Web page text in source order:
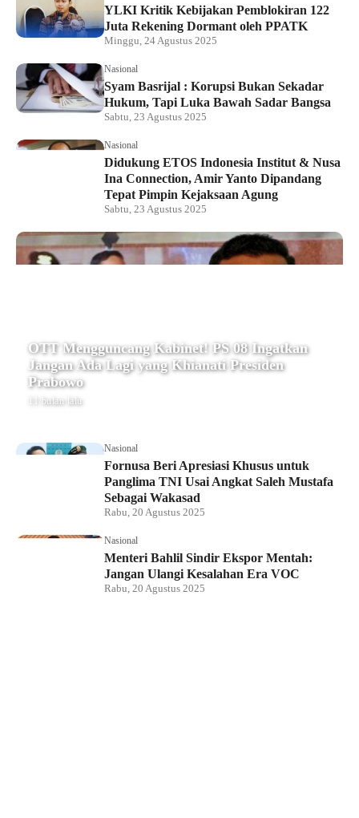
YLKI Kritik Kebijakan Pemblokiran 122
Juta Rekening Dormant oleh PPATK
Minggu, 24 Agustus 2025
Nasional
Syam Basrijal : Korupsi Bukan Sekadar
Hukum, Tapi Luka Bawah Sadar Bangsa
Sabtu, 23 Agustus 2025
Nasional
Didukung ETOS Indonesia Institut & Nusa
Ina Connection, Amir Yanto Dipandang
Tepat Pimpin Kejaksaan Agung
Sabtu, 23 Agustus 2025
OTT Mengguncang Kabinet! PS 08 Ingatkan
Jangan Ada Lagi yang Khianati Presiden
Prabowo
11 bulan lalu
Nasional
Fornusa Beri Apresiasi Khusus untuk
Panglima TNI Usai Angkat Saleh Mustafa
Sebagai Wakasad
Rabu, 20 Agustus 2025
Nasional
Menteri Bahlil Sindir Ekspor Mentah:
Jangan Ulangi Kesalahan Era VOC
Rabu, 20 Agustus 2025